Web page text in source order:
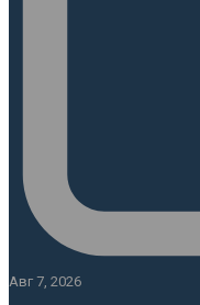
Авг 7, 2026